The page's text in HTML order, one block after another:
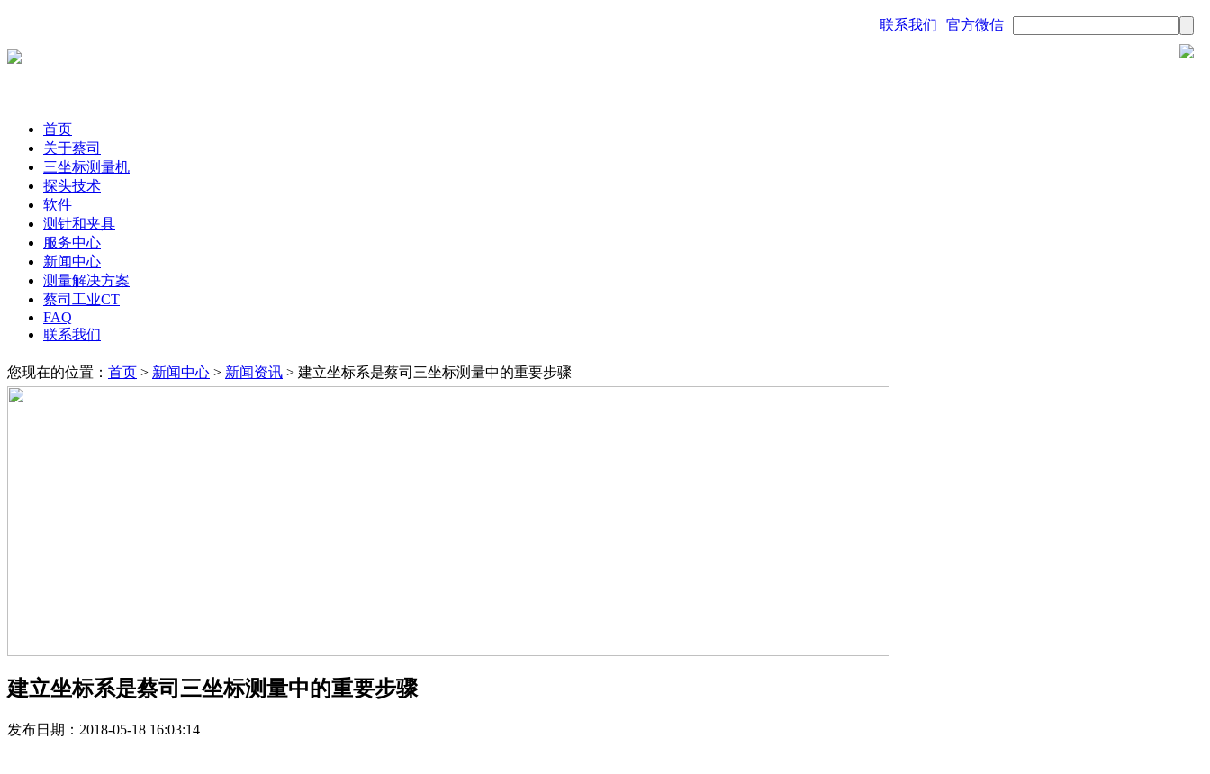
联系我们 官方微信
首页
关于蔡司
三坐标测量机
探头技术
软件
测针和夹具
服务中心
新闻中心
测量解决方案
蔡司工业CT
FAQ
联系我们
您现在的位置： 首页 > 新闻中心 > 新闻资讯 > 建立坐标系是蔡司三坐标测量中的重要步骤
建立坐标系是蔡司三坐标测量中的重要步骤
发布日期：2018-05-18 16:03:14